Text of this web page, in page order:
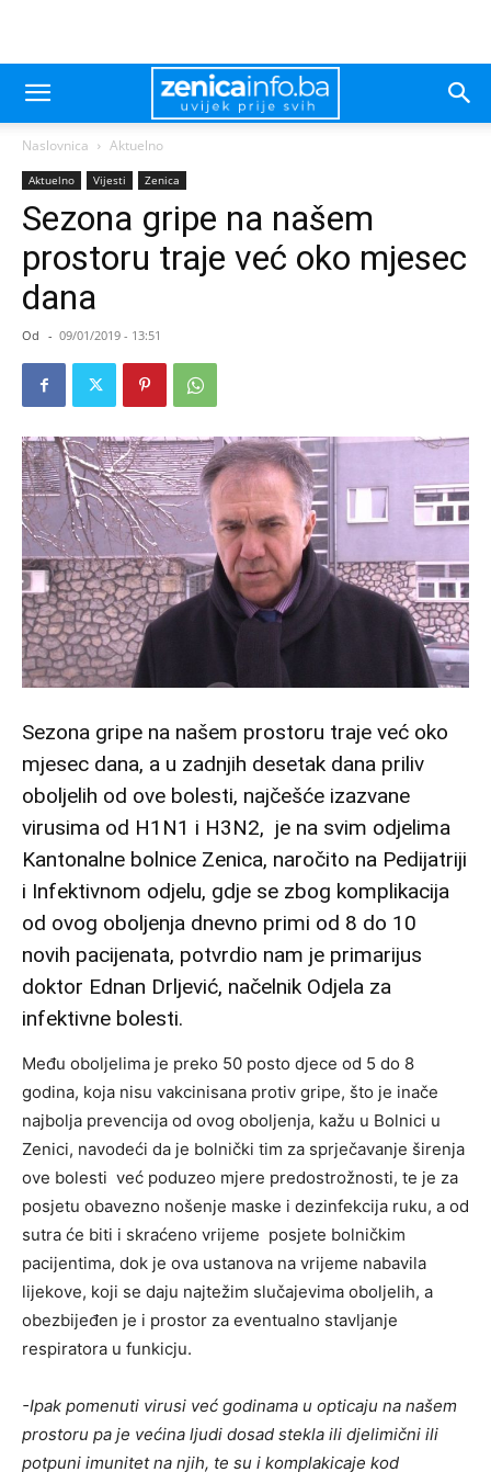
Naslovnica Aktuelno
Aktuelno Vijesti Zenica
Sezona gripe na našem
prostoru traje već oko mjesec
dana
Od - 09/01/2019 - 13:51
Sezona gripe na našem prostoru traje već oko
mjesec dana, a u zadnjih desetak dana priliv
oboljelih od ove bolesti, najčešće izazvane
virusima od H1N1 i H3N2, je na svim odjelima
Kantonalne bolnice Zenica, naročito na Pedijatriji
i Infektivnom odjelu, gdje se zbog komplikacija
od ovog oboljenja dnevno primi od 8 do 10
novih pacijenata, potvrdio nam je primarijus
doktor Ednan Drljević, načelnik Odjela za
infektivne bolesti.
Među oboljelima je preko 50 posto djece od 5 do 8
godina, koja nisu vakcinisana protiv gripe, što je inače
najbolja prevencija od ovog oboljenja, kažu u Bolnici u
Zenici, navodeći da je bolnički tim za sprječavanje širenja
ove bolesti već poduzeo mjere predostrožnosti, te je za
posjetu obavezno nošenje maske i dezinfekcija ruku, a od
sutra će biti i skraćeno vrijeme posjete bolničkim
pacijentima, dok je ova ustanova na vrijeme nabavila
lijekove, koji se daju najtežim slučajevima oboljelih, a
obezbijeđen je i prostor za eventualno stavljanje
respiratora u funkicju.
-Ipak pomenuti virusi već godinama u opticaju na našem
prostoru pa je većina ljudi dosad stekla ili djelimični ili
potpuni imunitet na njih, te su i komplakicaje kod